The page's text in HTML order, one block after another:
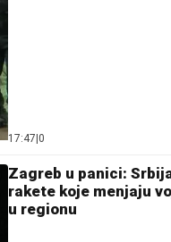
17:47|0
Zagreb u panici:
rakete koje menjaju
u regionu